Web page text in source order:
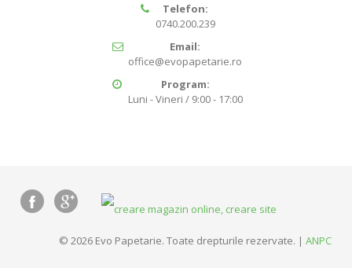
Telefon:
0740.200.239
Email:
office@evopapetarie.ro
Program:
Luni - Vineri / 9:00 - 17:00
© 2026 Evo Papetarie. Toate drepturile rezervate. | ANPC